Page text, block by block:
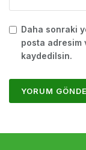
Daha sonraki
posta adresim
kaydedilsin.